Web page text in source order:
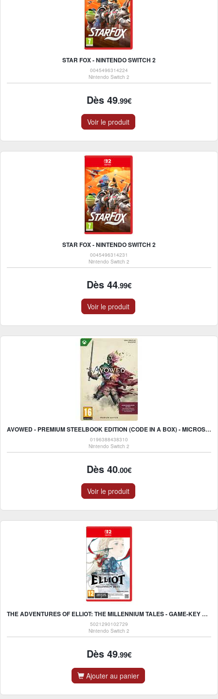
STAR FOX - NINTENDO SWITCH 2
0045496314224
Nintendo Switch 2
Dès 49.99€
Voir le produit
STAR FOX - NINTENDO SWITCH 2
0045496314231
Nintendo Switch 2
Dès 44.99€
Voir le produit
AVOWED - PREMIUM STEELBOOK EDITION (CODE IN A BOX) - MICROSOFT XBOX SERIES X - RPG
0196388438310
Nintendo Switch 2
Dès 40.00€
Voir le produit
THE ADVENTURES OF ELLIOT: THE MILLENNIUM TALES - GAME-KEY CARD - NINTENDO SWITCH 2
5021290102729
Nintendo Switch 2
Dès 49.99€
Ajouter au panier